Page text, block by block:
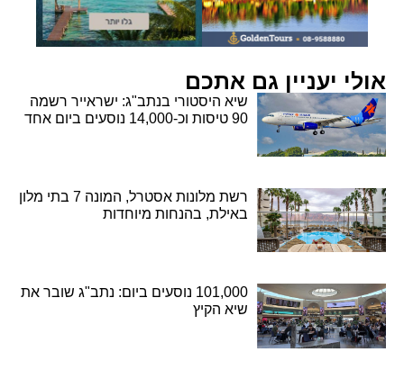
אולי יעניין גם אתכם
שיא היסטורי בנתב"ג: ישראייר רשמה
90 טיסות וכ-14,000 נוסעים ביום אחד
רשת מלונות אסטרל, המונה 7 בתי מלון
באילת, בהנחות מיוחדות
101,000 נוסעים ביום: נתב"ג שובר את
שיא הקיץ